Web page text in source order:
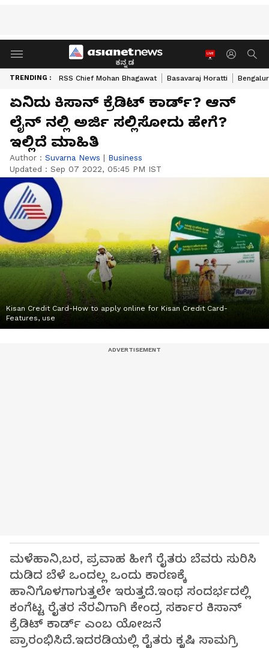
ಕನ್ನಡ
TRENDING : RSS Chief Mohan Bhagawat Basavaraj Horatti
ಏನಿದು ಕಿಸಾನ್ ಕ್ರೆಡಿಟ್ ಕಾರ್ಡ್? ಆನ್
ಲೈನ್ ನಲ್ಲಿ ಅರ್ಜಿ ಸಲ್ಲಿಸೋದು ಹೇಗೆ?
ಇಲ್ಲಿದೆ ಮಾಹಿತಿ
Author : Suvarna News | Business
Updated : Sep 07 2022, 05:45 PM IST
Kisan Credit Card-How to apply online for Kisan Credit Card-
Features, use
ಮಳೆಹಾನಿ,ಬರ, ಪ್ರವಾಹ ಹೀಗೆ ರೈತರು ಬೆವರು ಸುರಿಸಿ
ದುಡಿದ ಬೆಳೆ ಒಂದಲ್ಲ ಒಂದು ಕಾರಣಕ್ಕೆ
ಹಾನಿಗೊಳಗಾಗುತ್ತಲೇ ಇರುತ್ತದೆ.ಇಂಥ ಸಂದರ್ಭದಲ್ಲಿ
ಕಂಗೆಟ್ಟ ರೈತರ ನೆರವಿಗಾಗಿ ಕೇಂದ್ರ ಸರ್ಕಾರ ಕಿಸಾನ್
ಕ್ರೆಡಿಟ್ ಕಾರ್ಡ್ ಎಂಬ ಯೋಜನೆ
ಪ್ರಾರಂಭಿಸಿದೆ.ಇದರಡಿಯಲ್ಲಿ ರೈತರು ಕೃಷಿ ಸಾಮಗ್ರಿ